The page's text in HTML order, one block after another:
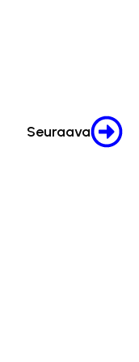
Seuraava